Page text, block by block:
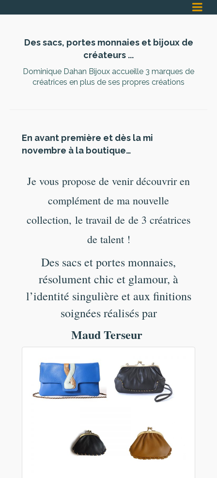
Des sacs, portes monnaies et bijoux de
créateurs ...
Dominique Dahan Bijoux accueille 3 marques de
créatrices en plus de ses propres créations
En avant première et dès la mi
novembre à la boutique…
Je vous propose de venir découvrir en
complément de ma nouvelle
collection, le travail de de 3 créatrices
de talent !
Des sacs et portes monnaies,
résolument chic et glamour, à
l’identité singulière et aux finitions
soignées réalisés par
Maud Terseur